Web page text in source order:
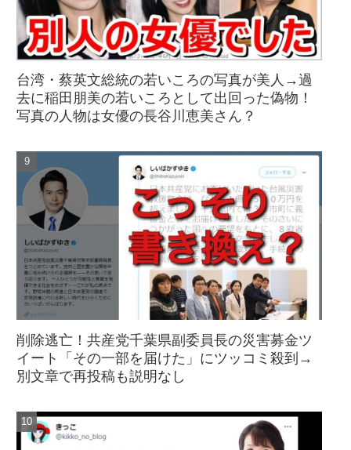
台湾・蔡英文総統の若いころの写真が美人→過
去に稲田朋美の若いころとして出回った偽物！
写真の人物は女優の長谷川恵美さん？
削除逃亡！共産党千葉県副委員長の災害募金ツ
イート「その一部を届けた」にツッコミ殺到→
別文章で再投稿も説明なし